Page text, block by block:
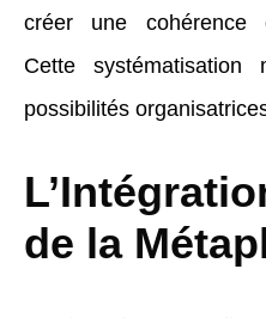
créer une cohérence
Cette systématisation
possibilités
de la